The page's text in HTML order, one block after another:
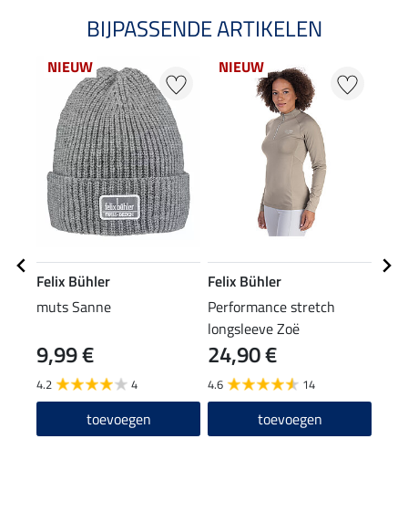
BIJPASSENDE ARTIKELEN
NIEUW
Felix Bühler
muts Sanne
9,99 €
4.2 4
toevoegen
NIEUW
Felix Bühler
Performance stretch
longsleeve Zoë
24,90 €
4.6 14
toevoegen